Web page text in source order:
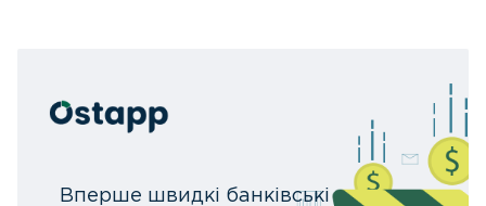
Вперше швидкі банківські